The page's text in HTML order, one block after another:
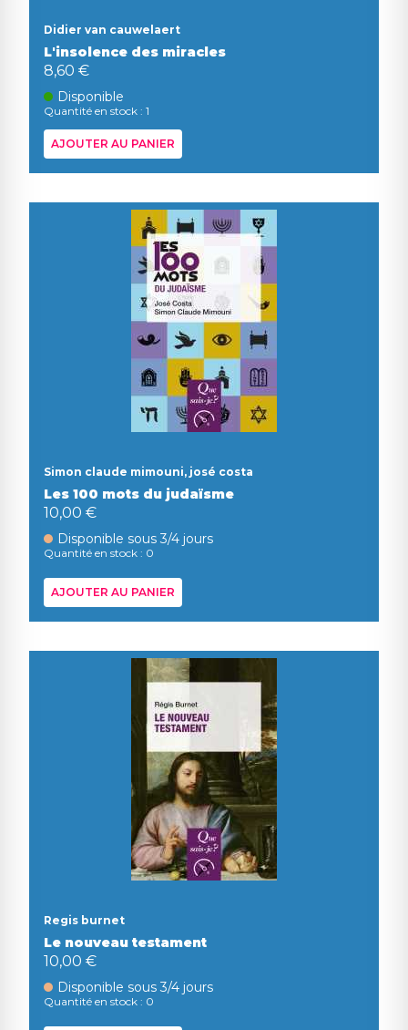
Didier van cauwelaert
L'insolence des miracles
8,60 €
Disponible
Quantité en stock : 1
AJOUTER AU PANIER
Simon claude mimouni, josé costa
Les 100 mots du judaïsme
10,00 €
Disponible sous 3/4 jours
Quantité en stock : 0
AJOUTER AU PANIER
Regis burnet
Le nouveau testament
10,00 €
Disponible sous 3/4 jours
Quantité en stock : 0